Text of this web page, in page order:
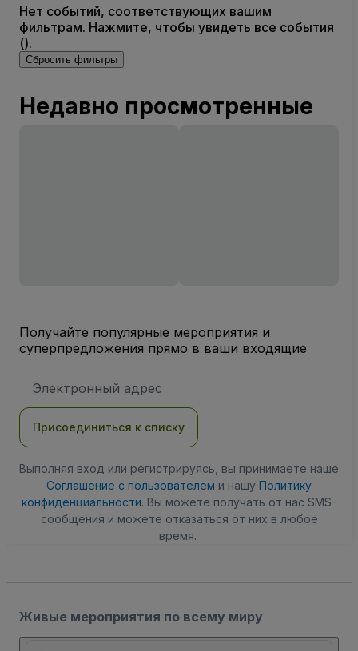
Нет событий, соответствующих вашим
фильтрам. Нажмите, чтобы увидеть все события
().
Сбросить фильтры
Недавно просмотренные
Получайте популярные мероприятия и
суперпредложения прямо в ваши входящие
электронной
Присоединиться к списку
Выполняя вход или регистрируясь, вы принимаете наше
Соглашение с пользователем и нашу Политику
конфиденциальности. Вы можете получать от нас SMS-
сообщения и можете отказаться от них в любое
время.
Живые мероприятия по всему миру